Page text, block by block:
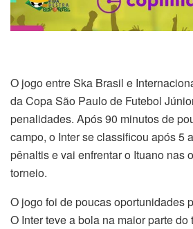
O jogo entre Ska Brasil e
da Copa São Paulo de Futebol
penalidades. Após 90 minutos de
campo, o Inter se classificou após 5
pênaltis e vai enfrentar o Ituano nas
torneio.
O jogo foi de poucas oportunidades
O Inter teve a bola na maior parte do